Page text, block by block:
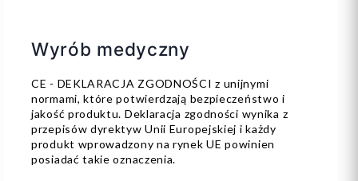
Wyrób medyczny
CE - DEKLARACJA ZGODNOŚCI z unijnymi
normami, które potwierdzają bezpieczeństwo i
jakość produktu. Deklaracja zgodności wynika z
przepisów dyrektyw Unii Europejskiej i każdy
produkt wprowadzony na rynek UE powinien
posiadać takie oznaczenia.